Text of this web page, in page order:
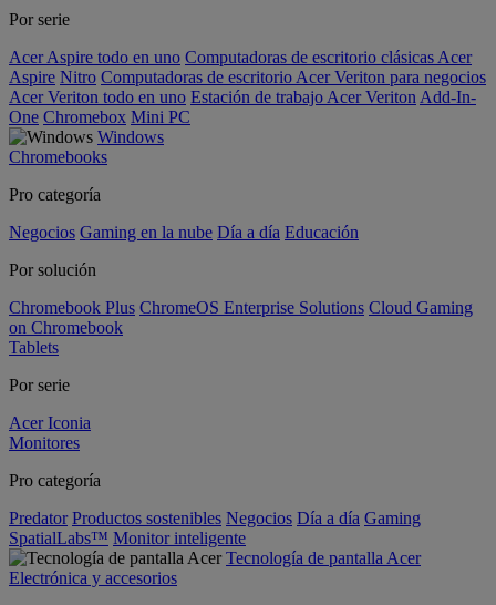
Por serie
Acer Aspire todo en uno Computadoras de escritorio clásicas Acer
Aspire Nitro Computadoras de escritorio Acer Veriton para negocios
Acer Veriton todo en uno Estación de trabajo Acer Veriton Add-In-
One Chromebox Mini PC
Windows
Chromebooks
Pro categoría
Negocios Gaming en la nube Día a día Educación
Por solución
Chromebook Plus ChromeOS Enterprise Solutions Cloud Gaming
on Chromebook
Tablets
Por serie
Acer Iconia
Monitores
Pro categoría
Predator Productos sostenibles Negocios Día a día Gaming
SpatialLabs™ Monitor inteligente
Tecnología de pantalla Acer
Electrónica y accesorios